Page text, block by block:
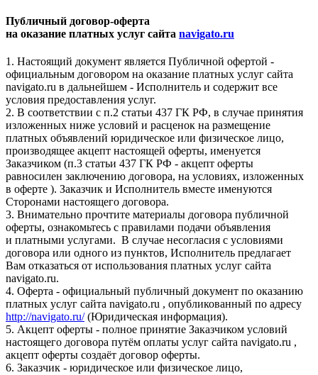
Публичный договор-оферта
на оказание платных услуг сайта navigato.ru
1. Настоящий документ является Публичной офертой -
официальным договором на оказание платных услуг сайта
navigato.ru в дальнейшем - Исполнитель и содержит все
условия предоставления услуг.
2. В соответствии с п.2 статьи 437 ГК РФ, в случае принятия
изложенных ниже условий и расценок на размещение
платных объявлений юридическое или физическое лицо,
производящее акцепт настоящей оферты, именуется
Заказчиком (п.3 статьи 437 ГК РФ - акцепт оферты
равносилен заключению договора, на условиях, изложенных
в оферте ). Заказчик и Исполнитель вместе именуются
Сторонами настоящего договора.
3. Внимательно прочтите материалы договора публичной
оферты, ознакомьтесь с правилами подачи объявления
и платными услугами. В случае несогласия с условиями
договора или одного из пунктов, Исполнитель предлагает
Вам отказаться от использования платных услуг сайта
navigato.ru.
4. Оферта - официальный публичный документ по оказанию
платных услуг сайта navigato.ru , опубликованный по адресу
http://navigato.ru/(Юридическая информация).
5. Акцепт оферты - полное принятие Заказчиком условий
настоящего договора путём оплаты услуг сайта navigato.ru ,
акцепт оферты создаёт договор оферты.
6. Заказчик - юридическое или физическое лицо,